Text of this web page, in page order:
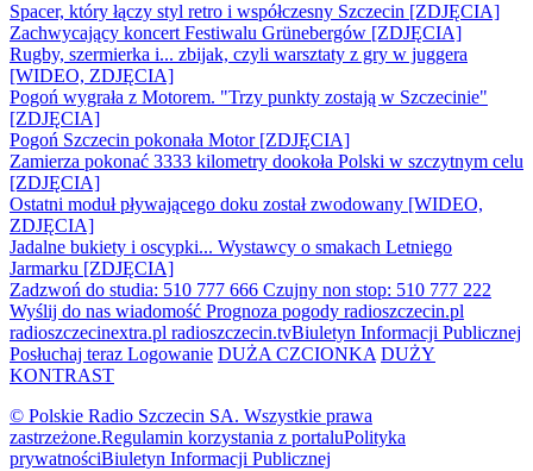
Spacer, który łączy styl retro i współczesny Szczecin [ZDJĘCIA]
Zachwycający koncert Festiwalu Grünebergów [ZDJĘCIA]
Rugby, szermierka i... zbijak, czyli warsztaty z gry w juggera
[WIDEO, ZDJĘCIA]
Pogoń wygrała z Motorem. "Trzy punkty zostają w Szczecinie"
[ZDJĘCIA]
Pogoń Szczecin pokonała Motor [ZDJĘCIA]
Zamierza pokonać 3333 kilometry dookoła Polski w szczytnym celu
[ZDJĘCIA]
Ostatni moduł pływającego doku został zwodowany [WIDEO,
ZDJĘCIA]
Jadalne bukiety i oscypki... Wystawcy o smakach Letniego
Jarmarku [ZDJĘCIA]
Zadzwoń do studia: 510 777 666 Czujny non stop: 510 777 222
Wyślij do nas wiadomość Prognoza pogody radioszczecin.pl
radioszczecinextra.pl radioszczecin.tvBiuletyn Informacji Publicznej
Posłuchaj teraz Logowanie DUŻA CZCIONKA DUŻY
KONTRAST
© Polskie Radio Szczecin SA. Wszystkie prawa
zastrzeżone.Regulamin korzystania z portaluPolityka
prywatnościBiuletyn Informacji Publicznej